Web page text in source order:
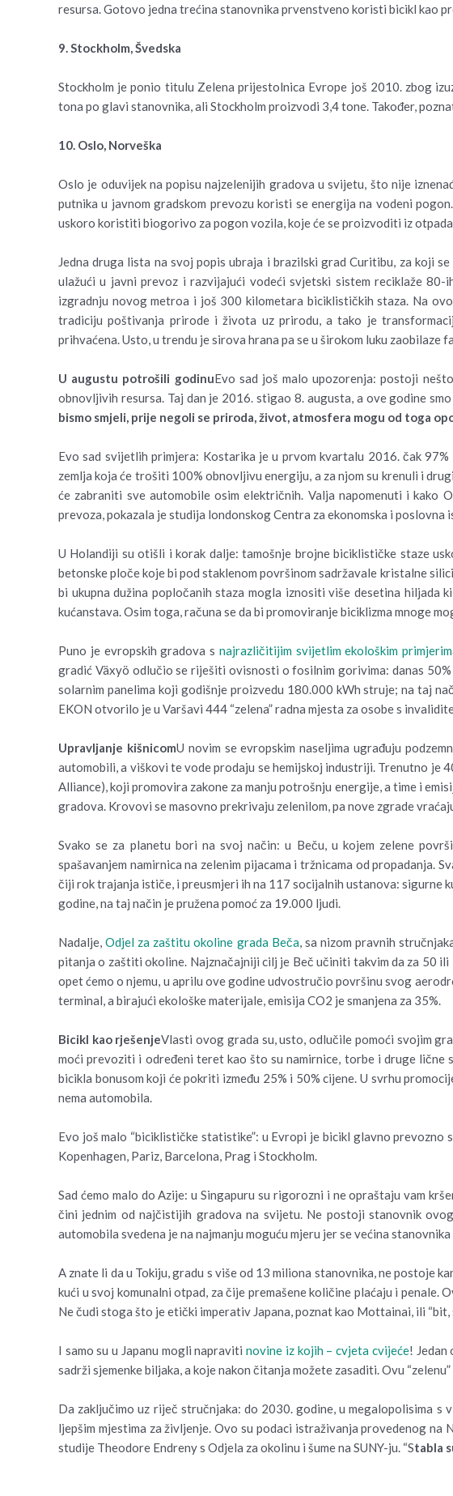
resursa. Gotovo jedna trećina stanovnika prvenstveno koristi bicikl kao
9. Stockholm, Švedska
Stockholm je ponio titulu Zelena prijestolnica Evrope još 2010. zbog
tona po glavi stanovnika, ali Stockholm proizvodi 3,4 tone. Također,
10. Oslo, Norveška
Oslo je oduvijek na popisu najzelenijih gradova u svijetu, što nije
putnika u javnom gradskom prevozu koristi se energija na vodeni
uskoro koristiti biogorivo za pogon vozila, koje će se proizvoditi iz
Jedna druga lista na svoj popis ubraja i brazilski grad Curitibu, za koji
ulažući u javni prevoz i razvijajući vodeći svjetski sistem reciklaže
izgradnju novog metroa i još 300 kilometara biciklističkih staza. Na
tradiciju poštivanja prirode i života uz prirodu, a tako je
prihvaćena. Usto, u trendu je sirova hrana pa se u širokom luku
U augustu potrošili godinuEvo sad još malo upozorenja: postoji
obnovljivih resursa. Taj dan je 2016. stigao 8. augusta, a ove godine
bismo smjeli, prije negoli se priroda, život, atmosfera mogu od toga
Evo sad svijetlih primjera: Kostarika je u prvom kvartalu 2016. čak
zemlja koja će trošiti 100% obnovljivu energiju, a za njom su krenuli i
će zabraniti sve automobile osim električnih. Valja napomenuti i kako
prevoza, pokazala je studija londonskog Centra za ekonomska i poslovna
U Holandiji su otišli i korak dalje: tamošnje brojne biciklističke staze
betonske ploče koje bi pod staklenom površinom sadržavale kristalne
bi ukupna dužina popločanih staza mogla iznositi više desetina
kućanstava. Osim toga, računa se da bi promoviranje biciklizma mnoge
Puno je evropskih gradova s najrazličitijim svijetlim ekološkim
gradić Växyö odlučio se riješiti ovisnosti o fosilnim gorivima: danas
solarnim panelima koji godišnje proizvedu 180.000 kWh struje; na taj
EKON otvorilo je u Varšavi 444 “zelena” radna mjesta za osobe s
Upravljanje kišnicomU novim se evropskim naseljima ugrađuju
automobili, a viškovi te vode prodaju se hemijskoj industriji. Trenutno je
Alliance), koji promovira zakone za manju potrošnju energije, a time i
gradova. Krovovi se masovno prekrivaju zelenilom, pa nove zgrade
Svako se za planetu bori na svoj način: u Beču, u kojem zelene
spašavanjem namirnica na zelenim pijacama i tržnicama od
čiji rok trajanja ističe, i preusmjeri ih na 117 socijalnih ustanova: sigurne
godine, na taj način je pružena pomoć za 19.000 ljudi.
Nadalje,Odjel za zaštitu okoline grada Beča, sa nizom pravnih
pitanja o zaštiti okoline. Najznačajniji cilj je Beč učiniti takvim da za 50
opet ćemo o njemu, u aprilu ove godine udvostručio površinu svog
terminal, a birajući ekološke materijale, emisija CO2 je smanjena za 35%.
Bicikl kao rješenjeVlasti ovog grada su, usto, odlučile pomoći svojim
moći prevoziti i određeni teret kao što su namirnice, torbe i druge
bicikla bonusom koji će pokriti između 25% i 50% cijene. U svrhu
nema automobila.
Evo još malo “biciklističke statistike”: u Evropi je bicikl glavno
Kopenhagen, Pariz, Barcelona, Prag i Stockholm.
Sad ćemo malo do Azije: u Singapuru su rigorozni i ne opraštaju vam
čini jednim od najčistijih gradova na svijetu. Ne postoji stanovnik
automobila svedena je na najmanju moguću mjeru jer se većina
A znate li da u Tokiju, gradu s više od 13 miliona stanovnika, ne postoje
kući u svoj komunalni otpad, za čije premašene količine plaćaju i
Ne čudi stoga što je etički imperativ Japana, poznat kao Mottainai, ili
I samo su u Japanu mogli napravitinovine iz kojih – cvjeta cvijeće! Jedan
sadrži sjemenke biljaka, a koje nakon čitanja možete zasaditi. Ovu
Da zaključimo uz riječ stručnjaka: do 2030. godine, u megalopolisima
ljepšim mjestima za življenje. Ovo su podaci istraživanja provedenog na
studije Theodore Endreny s Odjela za okolinu i šume na SUNY-ju. “Stabla